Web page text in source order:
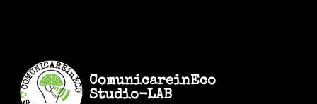
ComunicareinEco
Studio-LAB